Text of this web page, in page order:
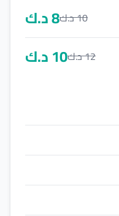
10د.ك8د.ك
12د.ك10د.ك